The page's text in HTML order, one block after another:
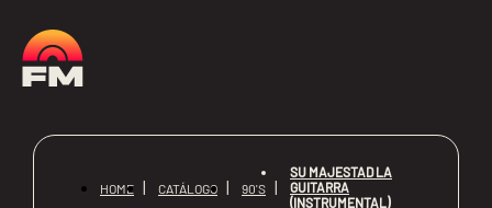
HOME CATÁLOGO 90'S
SU MAJESTAD LA
GUITARRA
(INSTRUMENTAL)